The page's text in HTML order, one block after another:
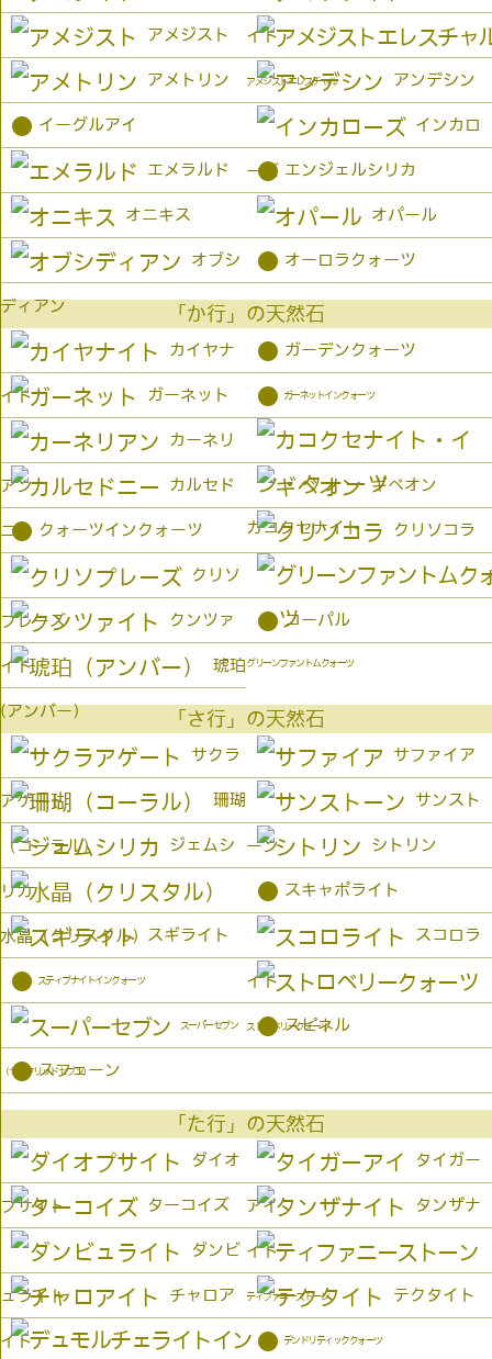
イト
アメジスト
アメジストエレスチャル
アメトリン アンデシン
● イーグルアイ インカロ
ーズ
エメラルド ● エンジェルシリカ
オニキス オパール
オブシ
ディアン
● オーロラクォーツ
「か行」の天然石
カイヤナ
イト
● ガーデンクォーツ
ガーネット ● ガーネットインクォーツ
カーネリ
アン
カコクセナイト
カルセド
ニー
ギベオン
● クォーツインクォーツ クリソコラ
クリソ
プレーズ
グリーンファントムクォーツ
クンツァ
イト
● コーパル
琥珀
(アンバー） 「さ行」の天然石
サクラ
アゲート
サファイア
珊瑚
（コーラル）
サンスト
ーン
ジェムシ
リカ
シトリン
水晶（クリスタル）
● スキャポライト
スギライト スコロラ
イト
● スティブナイトインクォーツ
ストロベリークォーツ
スーパーセブン
（セイクリッドセブン）
● スピネル
● スフェーン
「た行」の天然石
ダイオ
プサイト
タイガー
アイ
ターコイズ タンザナ
イト
ダンビ
ュライト ティファニーストーン
チャロア
イト
テクタイト
● デンドリティッククォーツ